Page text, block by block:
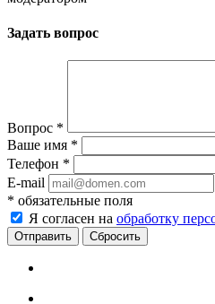
Задать вопрос
Вопрос *
Ваше имя *
Телефон *
E-mail
* обязательные поля
Я согласен на обработку
Сбросить